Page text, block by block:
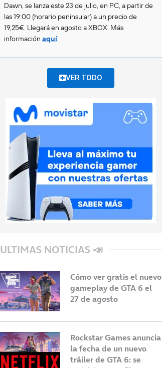
Dawn, se lanza este 23 de julio, en PC, a partir de
las 19:00 (horario peninsular) a un precio de
19,25€. Llegará en agosto a XBOX. Más
información aquí.
VER TODO
ULTIMAS NOTICIAS 📣
Cómo ver gratis el nuevo
gameplay de GTA 6 el
27 de agosto
Rockstar Games anuncia
la fecha de un nuevo
tráiler de GTA 6: se